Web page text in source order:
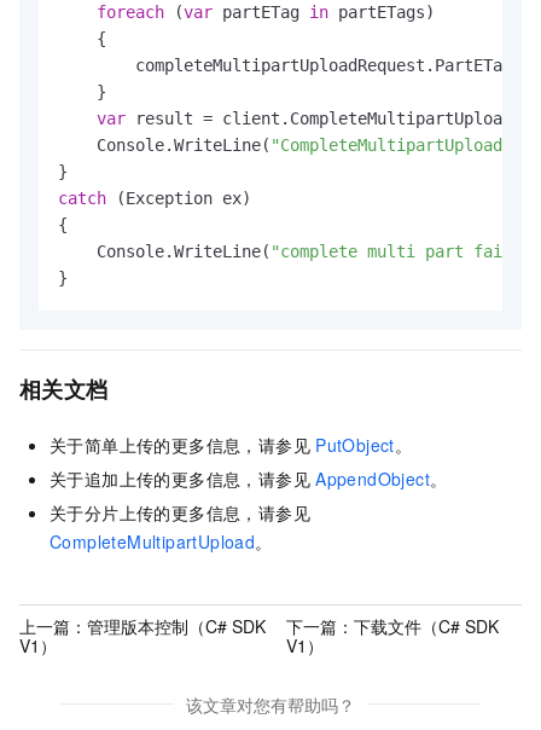
foreach (var partETag in partETags)
    {
    }
var result =
    Console.WriteLine(
"CompleteMultipartUpload
catch (Exception ex)
{
    Console.WriteLine(
"complete multi part
}
相关文档
关于简单上传的更多信息，请参见 PutObject。
关于追加上传的更多信息，请参见 AppendObject。
关于分片上传的更多信息，请参见
CompleteMultipartUpload。
上一篇： 管理版本控制（C# SDK
V1）
下一篇： 下载文件（C# SDK
V1）
该文章对您有帮助吗？